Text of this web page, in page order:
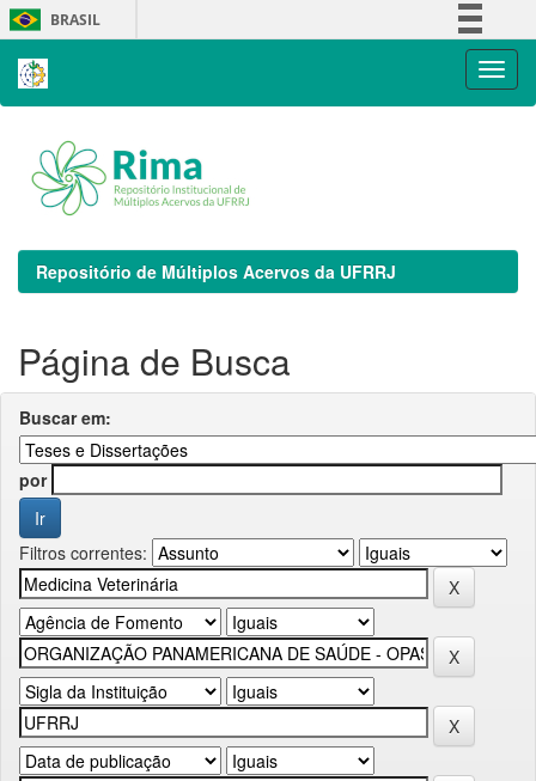
Skip
navigation
BRASIL
Repositório de Múltiplos Acervos da UFRRJ
Página de Busca
Buscar em:
por
Filtros correntes: